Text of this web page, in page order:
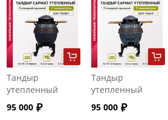
Тандыр
утепленный
"Сармат" с
откидной
95 000
Тандыр
утепленный
"Сармат" с
откидной
95 000